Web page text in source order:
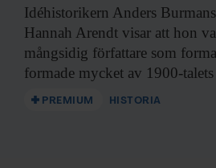
Idéhistorikern Anders Burmans
Hannah Arendt visar att hon
mångsidig författare som
formade mycket av 1900-talets
PREMIUM HISTORIA